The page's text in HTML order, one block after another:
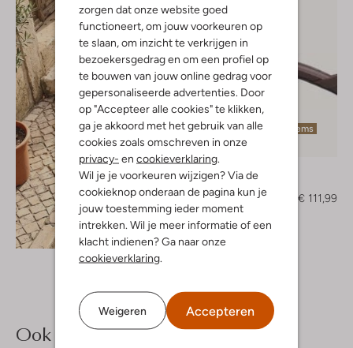
zorgen dat onze website goed
functioneert, om jouw voorkeuren op
te slaan, om inzicht te verkrijgen in
bezoekersgedrag en om een profiel op
te bouwen van jouw online gedrag voor
gepersonaliseerde advertenties. Door
op "Accepteer alle cookies" te klikken,
ga je akkoord met het gebruik van alle
cookies zoals omschreven in onze
privacy- en cookieverklaring.
Wil je je voorkeuren wijzigen? Via de
cookieknop onderaan de pagina kun je
jouw toestemming ieder moment
intrekken. Wil je meer informatie of een
klacht indienen? Ga naar onze
cookieverklaring.
Weigeren Accepteren
Ontdek de look
Laatste items
Toral
Muiltjes
€ 159,99
€ 111,99
Ook iets voor jou?